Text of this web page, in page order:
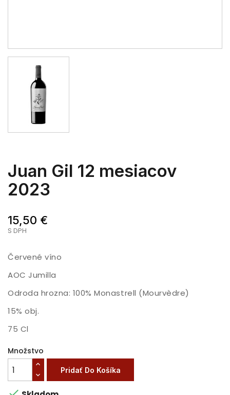
Juan Gil 12 mesiacov
2023
15,50 €
S DPH
Červené víno
AOC Jumilla
Odroda hrozna: 100% Monastrell (Mourvèdre)
15% obj.
75 Cl
Množstvo
Pridať Do Košíka